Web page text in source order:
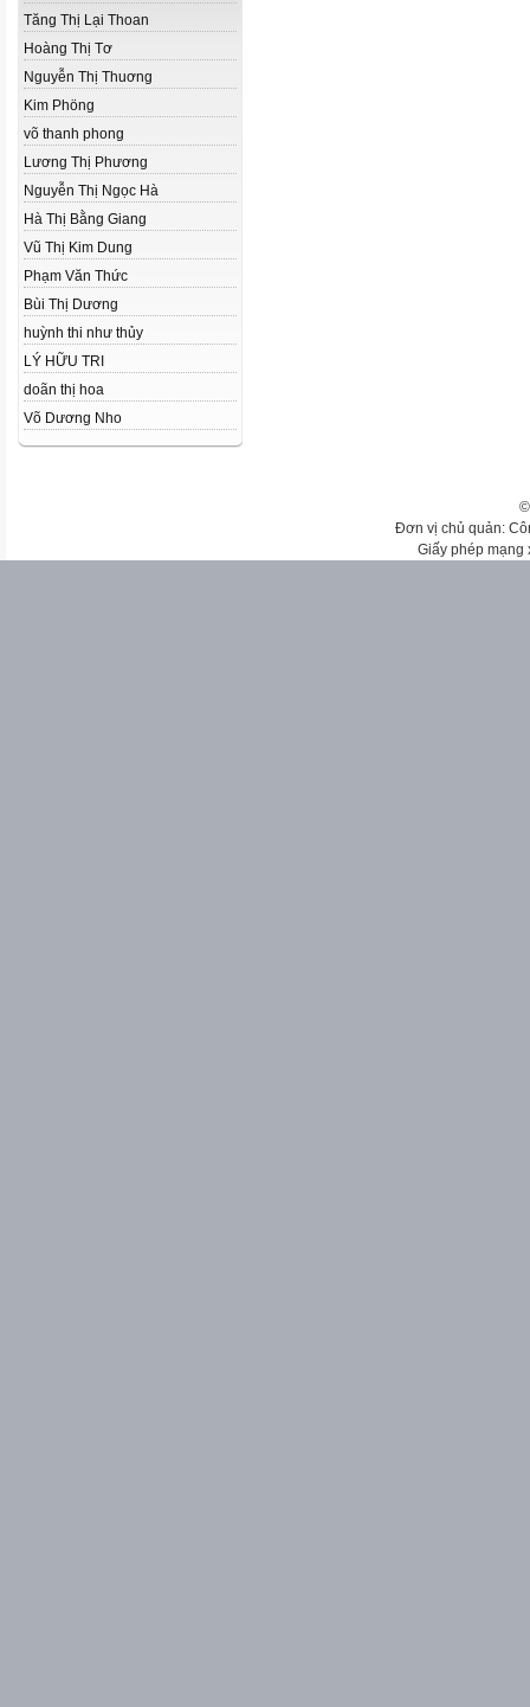
Tăng Thị Lại Thoan
Hoàng Thị Tơ
Nguyễn Thị Thuơng
Kim Phöng
võ thanh phong
Lương Thị Phương
Nguyễn Thị Ngọc Hà
Hà Thị Bằng Giang
Vũ Thị Kim Dung
Phạm Văn Thức
Bùi Thị Dương
huỳnh thi như thủy
LÝ HỮU TRI
doãn thị hoa
Võ Dương Nho
Đơn vị chủ quản:
Giấy phép mạng